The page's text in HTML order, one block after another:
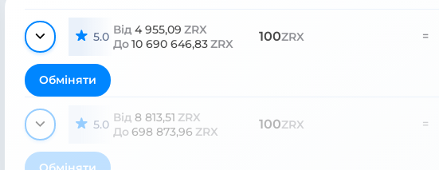
5.0 Від 4 955,09 ZRX
До10 690 646,83ZRX 100ZRX =
Обміняти
5.0 Від 8 813,51 ZRX
До 698 873,96 ZRX 100ZRX =